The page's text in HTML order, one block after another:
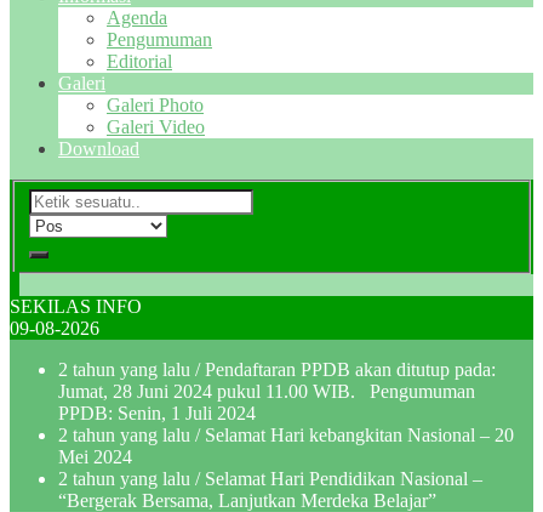
Agenda
Pengumuman
Editorial
Galeri
Galeri Photo
Galeri Video
Download
SEKILAS INFO
09-08-2026
2 tahun yang lalu / Pendaftaran PPDB akan ditutup pada:
Jumat, 28 Juni 2024 pukul 11.00 WIB. Pengumuman
PPDB: Senin, 1 Juli 2024
2 tahun yang lalu / Selamat Hari kebangkitan Nasional – 20
Mei 2024
2 tahun yang lalu / Selamat Hari Pendidikan Nasional –
“Bergerak Bersama, Lanjutkan Merdeka Belajar”